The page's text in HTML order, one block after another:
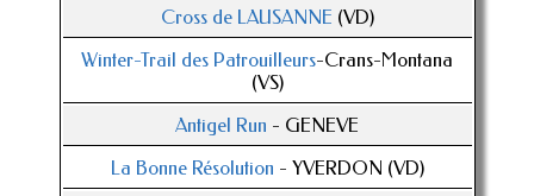
Cross de LAUSANNE (VD)
Winter-Trail des Patrouilleurs-Crans-Montana
(VS)
Antigel Run - GENEVE
La Bonne Résolution - YVERDON (VD)